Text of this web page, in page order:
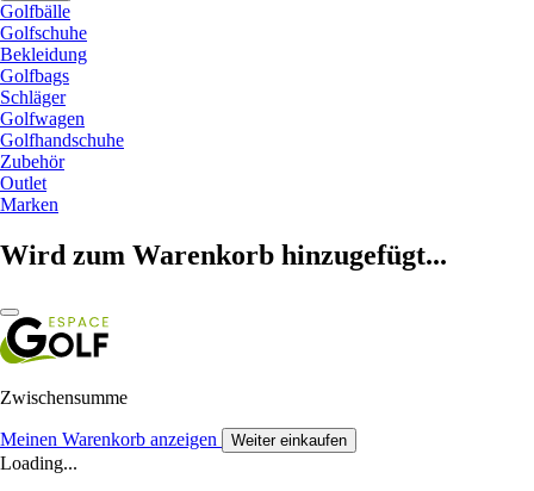
Golfbälle
Golfschuhe
Bekleidung
Golfbags
Schläger
Golfwagen
Golfhandschuhe
Zubehör
Outlet
Marken
Wird zum Warenkorb hinzugefügt...
Zwischensumme
Meinen Warenkorb anzeigen Weiter einkaufen
Loading...